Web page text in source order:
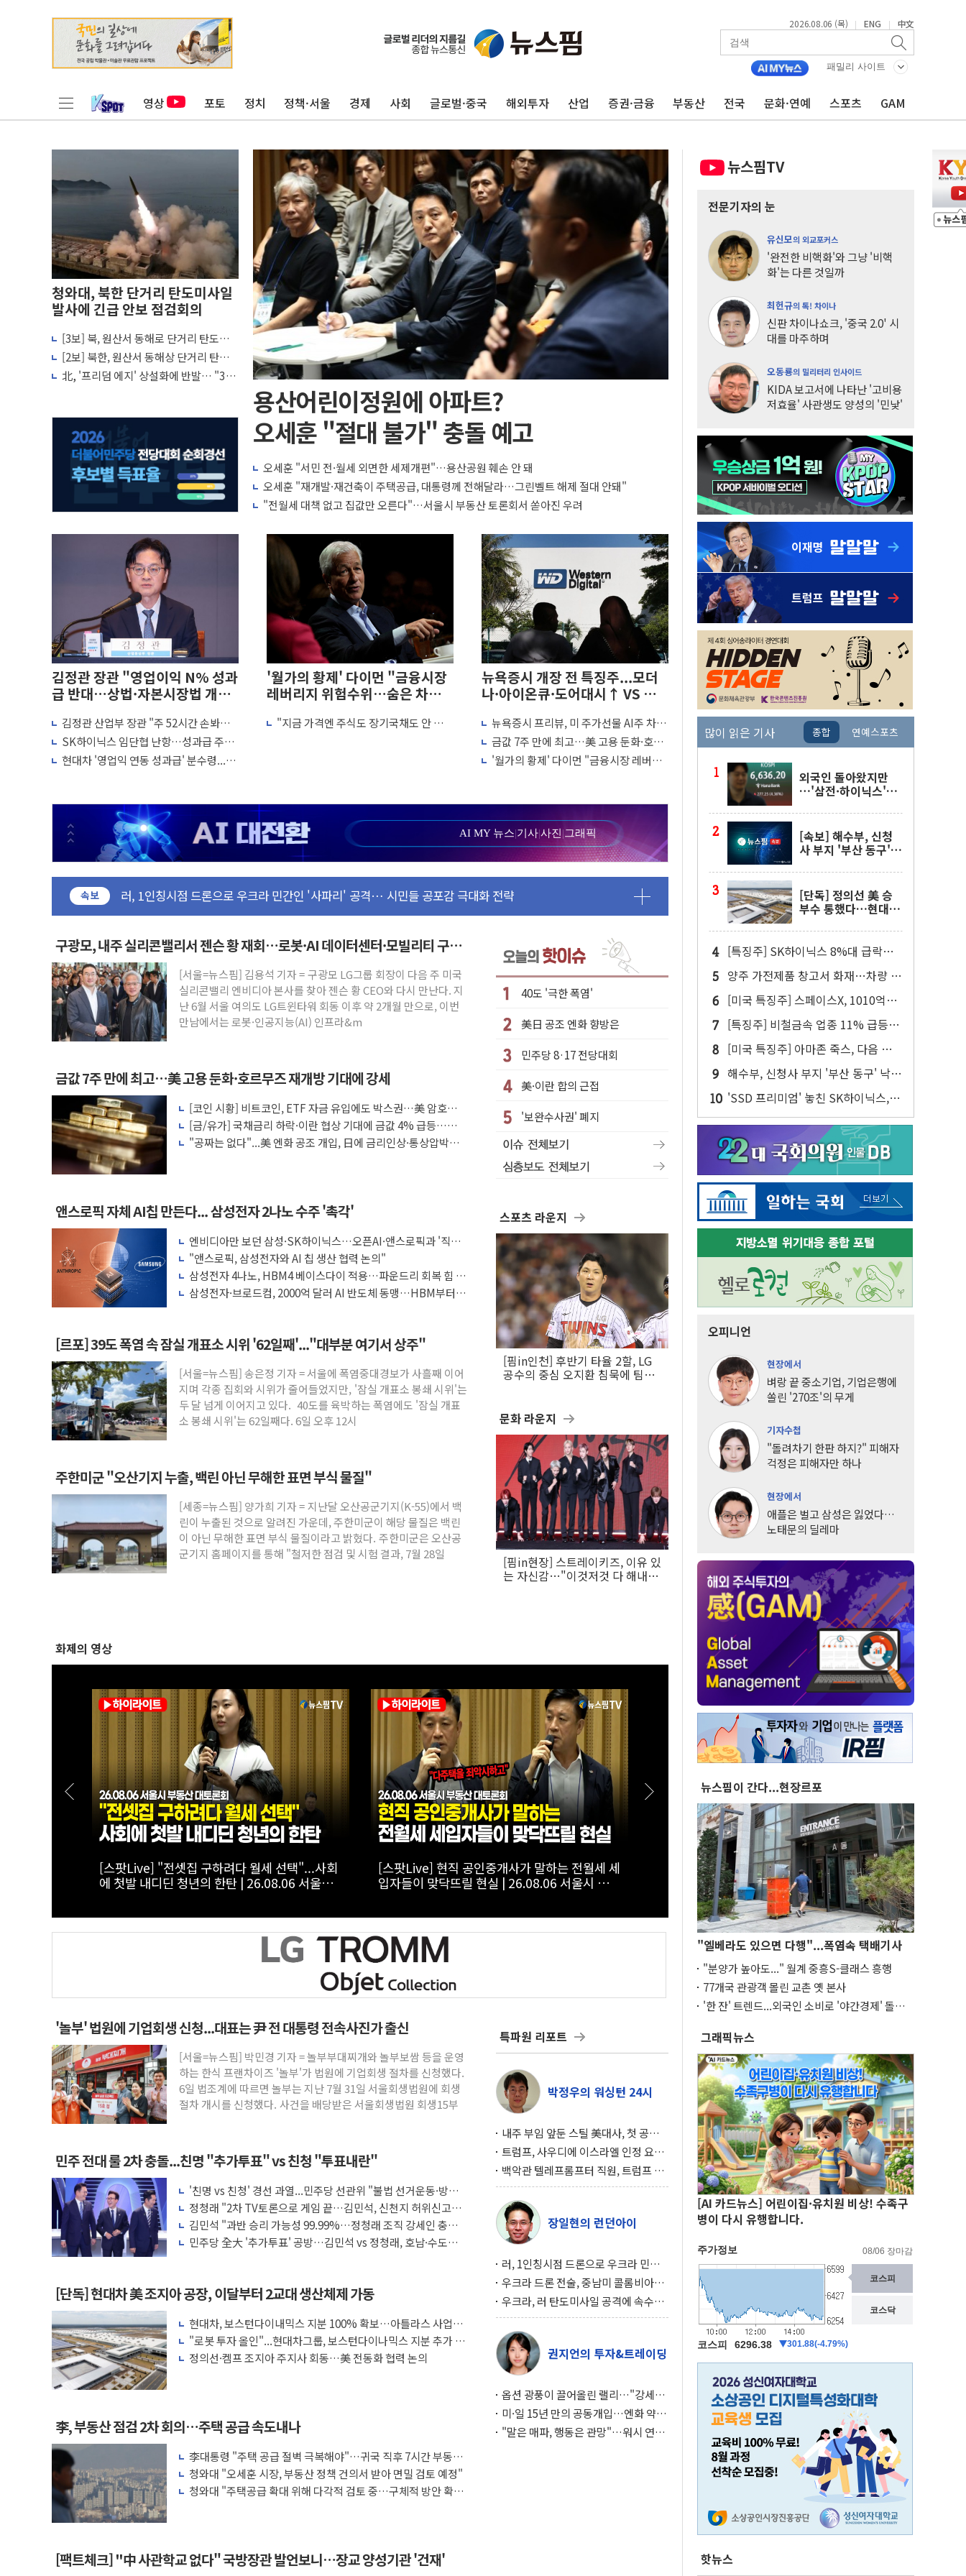
2026.08.06 (목) | ENG | 中文
패밀리 사이트
영상 포토 정치 정책·서울 경제 사회 글로벌·중국 해외투자 산업 증권·금융 부동산 전국 문화·연예 스포츠 GAM
청와대, 북한 단거리 탄도미사일
발사에 긴급 안보 점검회의
[3보] 북, 원산서 동해로 단거리 탄도미
사일 1발 발사… 올해 10번째·42일 만
도발
[2보] 북한, 원산서 동해상 단거리 탄도
미사일 발사
北, '프리덤 에지' 상설화에 반발… "3각
용산어린이정원에 아파트?
오세훈 "절대 불가" 충돌 예고
오세훈 "서민 전·월세 외면한 세제개편"…용산공원 훼손 안 돼
오세훈 "재개발·재건축이 주택공급, 대통령께 전해달라…그린벨트 해제 절대 안돼"
"전월세 대책 없고 집값만 오른다"…서울시 부동산 토론회서 쏟아진 우려
김정관 장관 "영업이익 N% 성과
급 반대…상법·자본시장법 개정
김정관 산업부 장관 "주 52시간 손봐야,
경쟁상대 中과 비교해야"
SK하이닉스 임단협 난항…성과급 주식
지급·적자 시 임금 조정 갈등
현대차 '영업익 연동 성과급' 분수령...제
'월가의 황제' 다이먼 "금융시장
레버리지 위험수위…숨은 차입
"지금 가격엔 주식도 장기국채도 안 산
뉴욕증시 개장 전 특징주...모더
나·아이온큐·도어대시↑ VS 샌
뉴욕증시 프리뷰, 미 주가선물 AI주 차익
실현 속 혼조세...웨스턴디지털·샌디스
크↓
금값 7주 만에 최고…美 고용 둔화·호르
무즈 재개방 기대에 강세
'월가의 황제' 다이먼 "금융시장 레버리
AI MY 뉴스|기사|사진 |그래픽
속보
구광모, 내주 실리콘밸리서 젠슨 황 재회…로봇·AI 데이터센터·모빌리티 구체화
뉴욕증시 개장 전 특징주...모더나·아이온큐·도어대시↑ VS 샌디스크·피그마·앱러빈↓
김정관 장관 "영업이익 N% 성과급 반대…상법·자본시장법 개정 논의"
청와대, 북한 단거리 탄도미사일 발사에 긴급 안보 점검회의
금값 7주 만에 최고…美 고용 둔화·호르무즈 재개방 기대에 강세
[인도증시] 중동 긴장 완화에 실적 호조까지, 상승...호실적 보고 기업 상승세 뚜렷
러, 1인칭시점 드론으로 우크라 민간인 '사파리' 공격… 시민들 공포감 극대화 전략
[베트남 증시] 지수 하락 속 'DGC' 임시 주총 기대감에 홀로 상한가…마진 잔액은 사상 최고
'월가의 황제' 다이먼 "금융시장 레버리지 위험수위…숨은 차입이 더 큰 변수"
양주 섬유염색공장서 화재 1명 중상…대응 1단계 진압 중
김정관 산업부 장관 "주 52시간 손봐야, 경쟁상대 中과 비교해야"
해군 1함대 창설 80주년…지역과 함께하는 '선봉'의 대민 봉사
[3보] 북, 원산서 동해로 단거리 탄도미사일 1발 발사… 올해 10번째·42일 만 도발
우크라 드론 전술, 중남미 콜롬비아에 새 안보 위기… 반군·마약카르텔이 습득해 전투 활용
동해해경, 독도 해상서 부유물 감긴 어선 구조
주한미군 "오산기지 누출, 백린 아닌 무해한 표면 부식 물질"
구미 폐염산처리업체서 불 2시간30여분만에 진화...외국인 노동자 숨져
해군과 함께하는 '불금전파, 송정' 시즌2
강원도 폭염특보 11일째…온열질환·가축 피해 최소화 '총력 대응'
구광모, 내주 실리콘밸리서 젠슨 황 재회…로봇·AI 데이터센터·모빌리티 구체
화
[서울=뉴스핌] 김용석 기자 = 구광모 LG그룹 회장이 다음 주 미국
실리콘밸리 엔비디아 본사를 찾아 젠슨 황 CEO와 다시 만난다. 지
난 6월 서울 여의도 LG트윈타워 회동 이후 약 2개월 만으로, 이번
만남에서는 로봇·인공지능(AI) 인프라&m
금값 7주 만에 최고…美 고용 둔화·호르무즈 재개방 기대에 강세
[코인 시황] 비트코인, ETF 자금 유입에도 박스권…美 암호화폐
법안 처리 여부도 변수
[금/유가] 국채금리 하락·이란 협상 기대에 금값 4% 급등…유
가 혼조
"공짜는 없다"...美 엔화 공조 개입, 日에 금리인상·통상압박으
앤스로픽 자체 AI칩 만든다... 삼성전자 2나노 수주 '촉각'
엔비디아만 보던 삼성·SK하이닉스…오픈AI·앤스로픽과 '직거
래'한다
"앤스로픽, 삼성전자와 AI 칩 생산 협력 논의"
삼성전자 4나노, HBM4 베이스다이 적용…파운드리 회복 힘 싣
는다
삼성전자·브로드컴, 2000억 달러 AI 반도체 동맹…HBM부터 2
[르포] 39도 폭염 속 잠실 개표소 시위 '62일째'..."대부분 여기서 상주"
[서울=뉴스핌] 송은정 기자 = 서울에 폭염중대경보가 사흘째 이어
지며 각종 집회와 시위가 줄어들었지만, '잠실 개표소 봉쇄 시위'는
두 달 넘게 이어지고 있다. 40도를 육박하는 폭염에도 '잠실 개표
소 봉쇄 시위'는 62일째다. 6일 오후 12시
주한미군 "오산기지 누출, 백린 아닌 무해한 표면 부식 물질"
[세종=뉴스핌] 양가희 기자 = 지난달 오산공군기지(K-55)에서 백
린이 누출된 것으로 알려진 가운데, 주한미군이 해당 물질은 백린
이 아닌 무해한 표면 부식 물질이라고 밝혔다. 주한미군은 오산공
군기지 홈페이지를 통해 "철저한 점검 및 시험 결과, 7월 28일
40도 '극한 폭염'
美日 공조 엔화 향방은
민주당 8·17 전당대회
美·이란 합의 근접
'보완수사권' 폐지
스포츠 라운지
[핌in인천] 후반기 타율 2할, LG
공수의 중심 오지환 침묵에 팀도
문화 라운지
[핌in현장] 스트레이키즈, 이유 있
는 자신감…"이것저것 다 해내는
화제의 영상
[스팟Live] "임대 사업자 유예기간 줘야"...토론
회서 나온 현직 세무사의 '직언' | 26.08.06 서울
[스팟Live] *풀영상* 이준석, 보완수사권 폐지에
"민주당 개악입법, 불안감 가중시켜"｜
[스팟Live] '투미TV' 김제경이 내린 李정부 부동
산 정책 점수는? | 26.08.06 서울시 부동산 대토
'놀부' 법원에 기업회생 신청...대표는 尹 전 대통령 전속사진가 출신
[서울=뉴스핌] 박민경 기자 = 놀부부대찌개와 놀부보쌈 등을 운영
하는 한식 프랜차이즈 '놀부'가 법원에 기업회생 절차를 신청했다.
6일 법조계에 따르면 놀부는 지난 7월 31일 서울회생법원에 회생
절차 개시를 신청했다. 사건을 배당받은 서울회생법원 회생15부
민주 전대 룰 2차 충돌...친명 "추가투표" vs 친청 "투표내란"
'친명 vs 친청' 경선 과열...민주당 선관위 "불법 선거운동·방해
행위 엄중 제재"
정청래 "2차 TV토론으로 게임 끝…김민석, 신천지 허위신고에
배신 사과 안 해"
김민석 "과반 승리 가능성 99.99%…정청래 조직 강세인 충청
·PK서 선방"
민주당 全大 '추가투표' 공방…김민석 vs 정청래, 호남·수도권
[단독] 현대차 美 조지아 공장, 이달부터 2교대 생산체제 가동
현대차, 보스턴다이내믹스 지분 100% 확보…아틀라스 사업화
가속
"로봇 투자 올인"...현대차그룹, 보스턴다이나믹스 지분 추가 인
수
정의선·켐프 조지아 주지사 회동…美 전동화 협력 논의
李, 부동산 점검 2차 회의…주택 공급 속도내나
李대통령 "주택 공급 절벽 극복해야"…귀국 직후 7시간 부동산
·증시 점검회의
청와대 "오세훈 시장, 부동산 정책 건의서 받아 면밀 검토 예정"
청와대 "주택공급 확대 위해 다각적 검토 중…구체적 방안 확정
[팩트체크] "中 사관학교 없다" 국방장관 발언보니…장교 양성기관 '건재'
특파원 리포트
박정우의 워싱턴 24시
내주 부임 앞둔 스틸 美대사, 첫 공개
행사서 "한미동맹 강화 최우선 과제"
트럼프, 사우디에 이스라엘 인정 요
구…원자력 협정 서명 하루 만에 좌초
위기
백악관 텔레프롬프터 직원, 트럼프 연
설 미리 보고 베팅 시장서 10만달러 챙
겨
장일현의 런던아이
러, 1인칭시점 드론으로 우크라 민간
인 '사파리' 공격… 시민들 공포감 극
대화 전략
우크라 드론 전술, 중남미 콜롬비아에
새 안보 위기… 반군·마약카르텔이 습
득해 전투 활용
우크라, 러 탄도미사일 공격에 속수무
책… 패트리엇 미사일 지원, 작년의 3
분의 1
권지언의 투자&트레이딩
옵션 광풍이 끌어올린 랠리…"강세장
이면에 과열 경고등"
미·일 15년 만의 공동개입…엔화 약세
와의 싸움은 끝나지 않았다
"말은 매파, 행동은 관망"…워시 연준,
뉴스핌TV
전문기자의 눈
유신모의 외교포커스
'완전한 비핵화'와 그냥 '비핵
화'는 다른 것일까
최헌규의 톡! 차이나
신판 차이나쇼크, '중국 2.0' 시
대를 마주하며
오동룡의 밀리터리 인사이드
KIDA 보고서에 나타난 '고비용
저효율' 사관생도 양성의 '민낯'
많이 읽은 기사 종합 연예스포츠
외국인 돌아왔지만
…'삼전·하이닉스'는
[속보] 해수부, 신청
사 부지 '부산 동구'
[단독] 정의선 美 승
부수 통했다…현대차
동
[특징주] SK하이닉스 8%대 급락…
주주환원·솔리다임 이슈 부각
양주 가전제품 창고서 화재…차량 3
대·건물 1동 전소
[미국 특징주] 스페이스X, 1010억달
러 락업 해제 앞두고 주가 압박 가중
[특징주] 비철금속 업종 11% 급등…
구리 가격 상승 전망 부각
[미국 특징주] 아마존 죽스, 다음 주
라스베이거스에서 유료 로보택시 운
행 시작
해수부, 신청사 부지 '부산 동구' 낙
점…북항 1단계 재개발 부지에 짓는
다
'SSD 프리미엄' 놓친 SK하이닉스,
솔리다임 띄운다
오피니언
현장에서
벼랑 끝 중소기업, 기업은행에
쏠린 '270조'의 무게
기자수첩
"돌려차기 한판 하지?" 피해자
걱정은 피해자만 하나
현장에서
애플은 벌고 삼성은 잃었다…
노태문의 딜레마
뉴스핌이 간다...현장르포
"엘베라도 있으면 다행"...폭염속 택배기사
"분양가 높아도..." 월계 중흥S-클래스 흥행
77개국 관광객 몰린 교촌 옛 본사
'한 잔' 트렌드...외국인 소비로 '야간경제' 돌파
그래픽뉴스
[AI 카드뉴스] 어린이집·유치원 비상! 수족구
병이 다시 유행합니다.
핫뉴스